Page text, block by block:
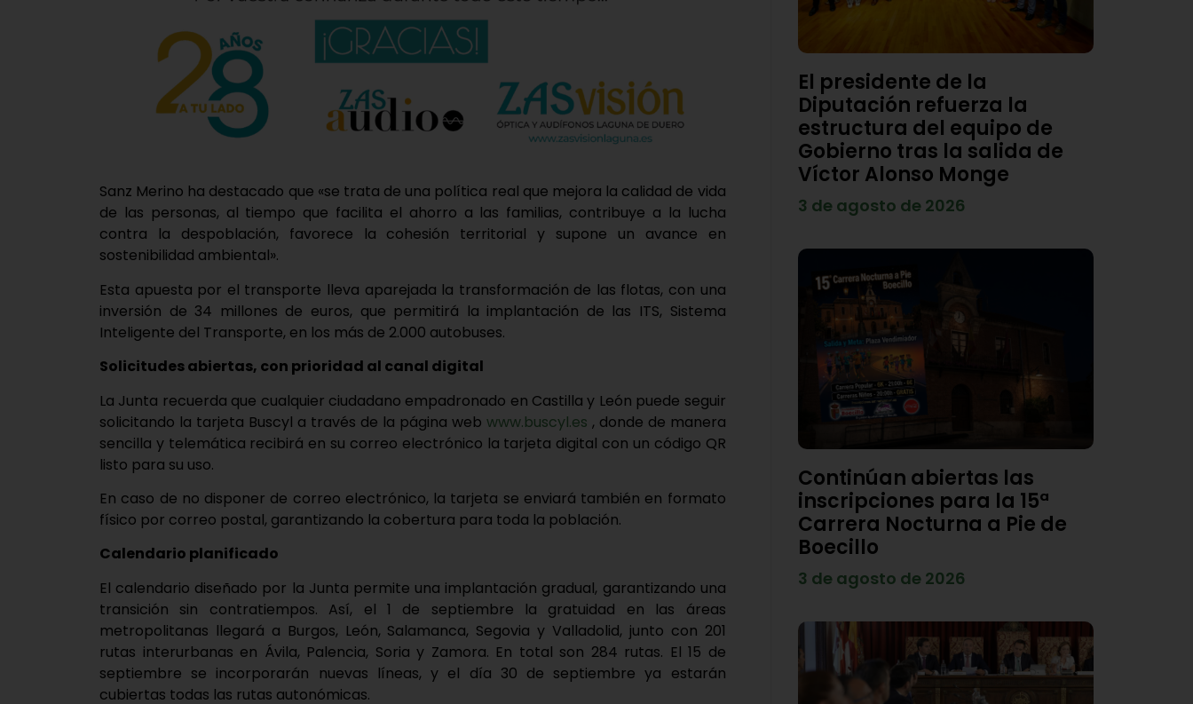
Sanz Merino ha destacado que «se trata de una política real que mejora la calidad de vida
de las personas, al tiempo que facilita el ahorro a las familias, contribuye a la lucha
contra la despoblación, favorece la cohesión territorial y supone un avance en
sostenibilidad ambiental».
Esta apuesta por el transporte lleva aparejada la transformación de las flotas, con una
inversión de 34 millones de euros, que permitirá la implantación de las ITS, Sistema
Inteligente del Transporte, en los más de 2.000 autobuses.
Solicitudes abiertas, con prioridad al canal digital
La Junta recuerda que cualquier ciudadano empadronado en Castilla y León puede seguir
solicitando la tarjeta Buscyl a través de la página web www.buscyl.es , donde de manera
sencilla y telemática recibirá en su correo electrónico la tarjeta digital con un código QR
listo para su uso.
En caso de no disponer de correo electrónico, la tarjeta se enviará también en formato
físico por correo postal, garantizando la cobertura para toda la población.
Calendario planificado
El calendario diseñado por la Junta permite una implantación gradual, garantizando una
transición sin contratiempos. Así, el 1 de septiembre la gratuidad en las áreas
metropolitanas llegará a Burgos, León, Salamanca, Segovia y Valladolid, junto con 201
rutas interurbanas en Ávila, Palencia, Soria y Zamora. En total son 284 rutas. El 15 de
septiembre se incorporarán nuevas líneas, y el día 30 de septiembre ya estarán
cubiertas todas las rutas autonómicas.
El presidente de la
Diputación refuerza la
estructura del equipo de
Gobierno tras la salida de
Víctor Alonso Monge
3 de agosto de 2026
Continúan abiertas las
inscripciones para la 15ª
Carrera Nocturna a Pie de
Boecillo
3 de agosto de 2026